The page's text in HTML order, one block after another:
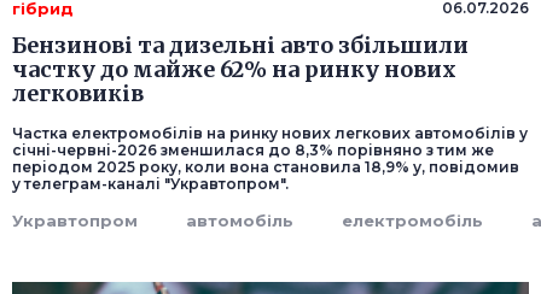
гібрид 06.07.2026
Бензинові та дизельні авто збільшили
частку до майже 62% на ринку нових
легковиків
Частка електромобілів на ринку нових легкових автомобілів у
січні-червні-2026 зменшилася до 8,3% порівняно з тим же
періодом 2025 року, коли вона становила 18,9% у, повідомив
у телеграм-каналі "Укравтопром".
Укравтопром автомобіль електромобіль